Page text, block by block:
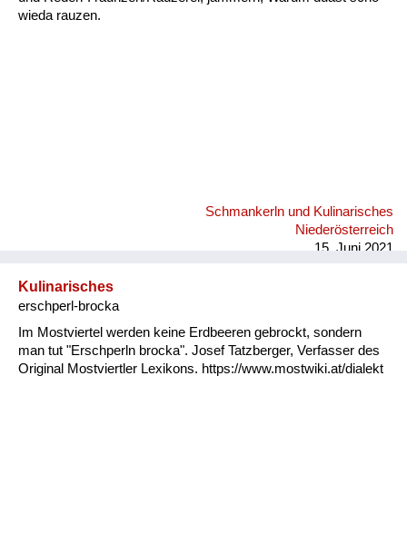
wieda rauzen.
Schmankerln und Kulinarisches
Niederösterreich
15. Juni 2021
Kulinarisches
erschperl-brocka
Im Mostviertel werden keine Erdbeeren gebrockt, sondern
man tut "Erschperln brocka". Josef Tatzberger, Verfasser des
Original Mostviertler Lexikons. https://www.mostwiki.at/dialekt